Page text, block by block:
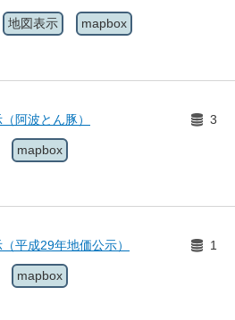
地図表示 mapbox
阿波とん豚）
3
mapbox
平成29年地価公示）
1
mapbox